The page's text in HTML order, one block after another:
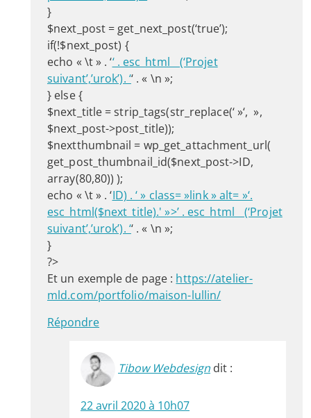
}
$next_post = get_next_post(‘true’);
if(!$next_post) {
echo « \t » . ‘‘ . esc_html__(‘Projet
suivant’,’urok’). ‘‘ . « \n »;
} else {
$next_title = strip_tags(str_replace(‘ »‘, »,
$next_post->post_title));
$nextthumbnail = wp_get_attachment_url(
get_post_thumbnail_id($next_post->ID,
array(80,80)) );
echo « \t » . ‘ID) . ‘ » class= »link » alt= »‘.
esc_html($next_title).' »>’ . esc_html__(‘Projet
suivant’,’urok’). ‘‘ . « \n »;
}
?>
Et un exemple de page : https://atelier-
mld.com/portfolio/maison-lullin/
Répondre
Tibow Webdesign dit :
22 avril 2020 à 10h07